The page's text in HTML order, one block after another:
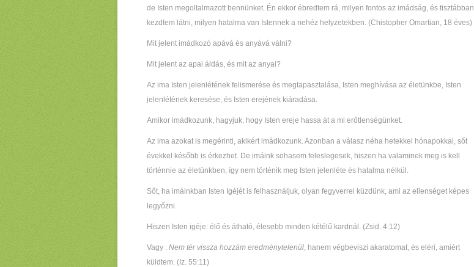
de Isten megoltalmazott bennünket. Én ekkor ébredtem rá, milyen fontos az imádság, és tisztábban
kezdtem látni, milyen hatalma van Istennek a nehéz helyzetekben. (Chistopher Omartian, 18 éves)
Mit jelent imádkozó apává és anyává válni?
Mit jelent az apai áldás, és mit az anyai?
Az ima Isten jelenlétének felismerése és megtapasztalása, Isten meghívása az életünkbe, Isten
jelenlétének keresése, és Isten erejének kiáradása.
Amikor imádkozunk, hagyjuk, hogy Isten ereje hassa át a mi erőtlenségünket.
Az ima azokat is megérinti, akikért imádkozunk. Azonban a válasz néha hetekkel hónapokkal, sőt
évekkel később is érkezhet. De imáink sohasem feleslegesek, hiszen ha valaminek meg is kell
történnie az életünkben, így nem történik meg Isten jelenléte és hatalma nélkül.
Sőt, ha imáinkban Isten Igéjét is felhasználjuk, olyan fegyverrel küzdünk, ami az ellenséget képes
legyőzni.
Hiszen Isten igéje: élő és átható, élesebb minden kétélű kardnál. (Zsid. 4:12)
Vagy : Nem tér vissza hozzám eredménytelenül, hanem végbeviszi akaratomat, és eléri, amiért
küldtem. (Iz. 55:11)